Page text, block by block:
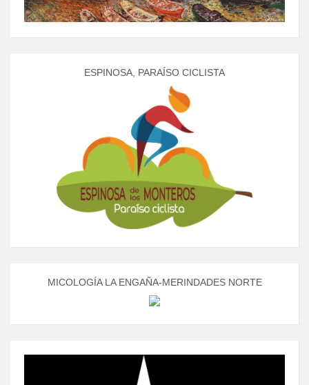
ESPINOSA, PARAÍSO CICLISTA
MICOLOGÍA LA ENGAÑA-MERINDADES NORTE